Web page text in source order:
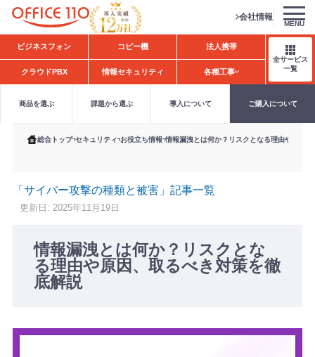
H
o
会社情報
MENU
ビジネスフォン コピー機 法人携帯
クラウドPBX 情報セキュリティ 各種工事
全サービス
一覧
商品を選ぶ 課題から選ぶ 導入について ご購入について
総合トップ セキュリティ お役立ち情報 情報漏洩とは何か？リスクとなる理由や原因
「サイバー攻撃の種類と被害」記事一覧
更新日: 2025年11月19日
情報漏洩とは何か？リスクとな
る理由や原因、取るべき対策を徹
底解説